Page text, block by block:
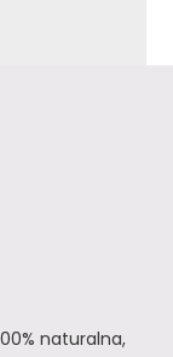
naturalna,